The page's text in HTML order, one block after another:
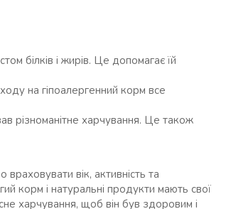
білків і жирів. Це допомагає їй
на гіпоалергенний корм все
різноманітне харчування. Це також
вік, активність та
корм і натуральні продукти мають свої
харчування, щоб він був здоровим і